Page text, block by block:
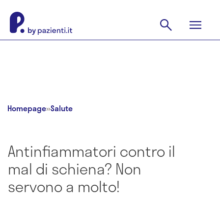
Homepage»Salute
Antinfiammatori contro il
mal di schiena? Non
servono a molto!